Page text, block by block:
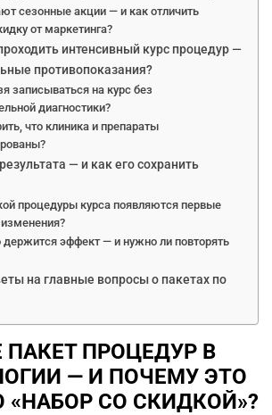
сезонные акции — и как отличить
от маркетинга?
интенсивный курс процедур —
противопоказания?
записываться на курс без
диагностики?
что клиника и препараты
— и как его сохранить
процедуры курса появляются первые
держится эффект — и нужно ли повторять
на главные вопросы о пакетах по
ПАКЕТ ПРОЦЕДУР В
— И ПОЧЕМУ ЭТО
«НАБОР СО СКИДКОЙ»?